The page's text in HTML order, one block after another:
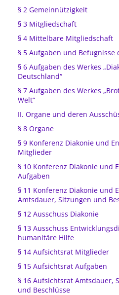
§ 2 Gemeinnützigkeit
§ 3 Mitgliedschaft
§ 4 Mittelbare Mitgliedschaft
§ 5 Aufgaben und Befugnisse
§ 6 Aufgaben des Werkes
Deutschland“
§ 7 Aufgaben des Werkes
Welt“
II. Organe und deren
§ 8 Organe
§ 9 Konferenz Diakonie und
Mitglieder
§ 10 Konferenz Diakonie und
Aufgaben
§ 11 Konferenz Diakonie und
Amtsdauer, Sitzungen und
§ 12 Ausschuss Diakonie
§ 13 Ausschuss
humanitäre Hilfe
§ 14 Aufsichtsrat Mitglieder
§ 15 Aufsichtsrat Aufgaben
§ 16 Aufsichtsrat Amtsdauer,
und Beschlüsse